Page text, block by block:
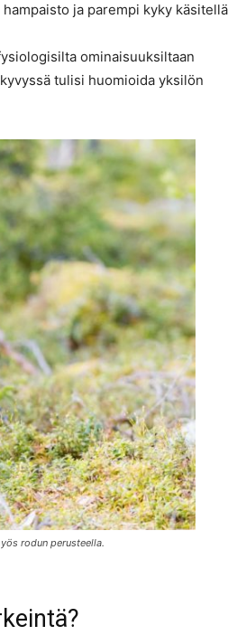
ja parempi kyky käsitellä
ominaisuuksiltaan
tulisi huomioida yksilön
rodun perusteella.